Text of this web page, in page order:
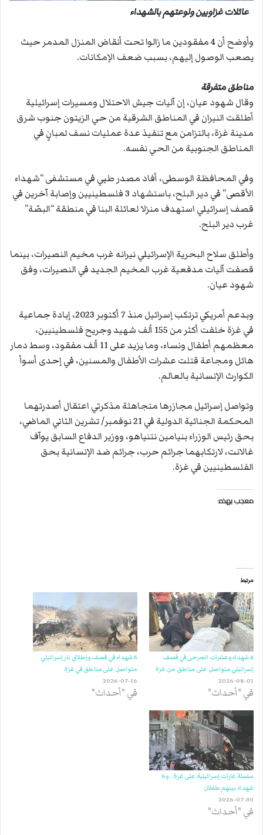
عائلات غزاويين ولوعتهم بالشهداء
وأوضح أن 4 مفقودين ما زالوا تحت أنقاض المنزل المدمر حيث
يصعب الوصول إليهم، بسبب ضعف الإمكانات.
مناطق متفرقة
وقال شهود عيان، إن آليات جيش الاحتلال ومسيرات إسرائيلية
أطلقت النيران في المناطق الشرقية من حي الزيتون جنوب شرق
مدينة غزة، بالتزامن مع تنفيذ عدة عمليات نسف لمبانٍ في
المناطق الجنوبية من الحي نفسه.
وفي المحافظة الوسطى، أفاد مصدر طبي في مستشفى “شهداء
الأقصى” في دير البلح، باستشهاد 3 فلسطينيين وإصابة آخرين في
قصف إسرائيلي استهدف منزلا لعائلة البنا في منطقة “البصّة”
غرب دير البلح.
وأطلق سلاح البحرية الإسرائيلي نيرانه غرب مخيم النصيرات، بينما
قصفت آليات مدفعية غرب المخيم الجديد في النصيرات، وفق
شهود عيان.
وبدعم أمريكي ترتكب إسرائيل منذ 7 أكتوبر 2023، إبادة جماعية
في غزة خلفت أكثر من 155 ألف شهيد وجريح فلسطينيين،
معظمهم أطفال ونساء، وما يزيد على 11 ألف مفقود، وسط دمار
هائل ومجاعة قتلت عشرات الأطفال والمسنين، في إحدى أسوأ
الكوارث الإنسانية بالعالم.
وتواصل إسرائيل مجازرها متجاهلة مذكرتي اعتقال أصدرتهما
المحكمة الجنائية الدولية في 21 نوفمبر/ تشرين الثاني الماضي،
بحق رئيس الوزراء بنيامين نتنياهو، ووزير الدفاع السابق يوآف
غالانت، لارتكابهما جرائم حرب، جرائم ضد الإنسانية بحق
الفلسطينيين في غزة.
معجب بهذه:
مرتبط
4 شهداء وعشرات الجرحى في قصف
إسرائيلي متواصل على مناطق من غزة
2026-08-01
في "أحداث"
5 شهداء في قصف وإطلاق نار إسرائيلي
متواصل على مناطق في غزة
2026-07-16
في "أحداث"
سلسلة غارات إسرائيلية على غزة.. و6
شهداء بينهم طفلان
2026-07-30
في "أحداث"